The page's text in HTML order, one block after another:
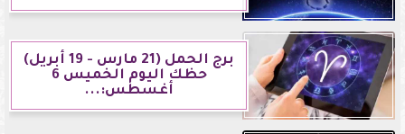
برج الحمل (21 مارس - 19 أبريل)
حظك اليوم الخميس 6
أغسطس:...